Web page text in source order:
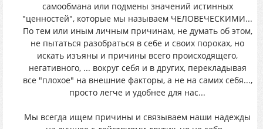
самообмана или подмены значений истинных
"ценностей", которые мы называем ЧЕЛОВЕЧЕСКИМИ...
По тем или иным личным причинам, не думать об этом,
не пытаться разобраться в себе и своих пороках, но
искать изъяны и причины всего происходящего,
негативного, ... вокруг себя и в других, перекладывая
все "плохое" на внешние факторы, а не на самих себя...,
просто легче и удобнее для нас...
Мы всегда ищем причины и связываем наши надежды